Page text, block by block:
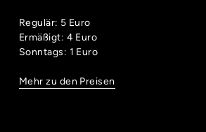
Regulär: 5 Euro
Ermäßigt: 4 Euro
Sonntags: 1 Euro
Mehr zu den Preisen